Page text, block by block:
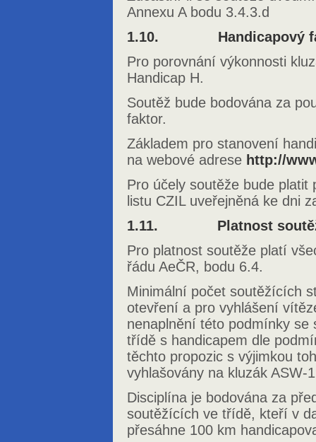
Annexu A bodu 3.4.3.d
1.10. Handicapový
Pro porovnání výkonnosti
Handicap H.
Soutěž bude bodována za
faktor.
Základem pro stanovení
na webové adrese http://
Pro účely soutěže bude platit
listu CZIL uveřejněná ke dni
1.11. Platnost
Pro platnost soutěže platí
řádu AeČR, bodu 6.4.
Minimální počet soutěžících
otevření a pro vyhlášení
nenaplnění této podmínky se
třídě s handicapem dle
těchto propozic s výjimkou
vyhlašovány na kluzák ASW-
Disciplína je bodována za
soutěžících ve třídě, kteří v
přesáhne 100 km